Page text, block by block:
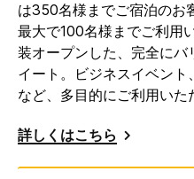
は350名様までご宿泊のお
最大で100名様までご利用
装オープンした、完全に
イート。ビジネスイベン
など、多目的にご利用いた
詳しくはこちら